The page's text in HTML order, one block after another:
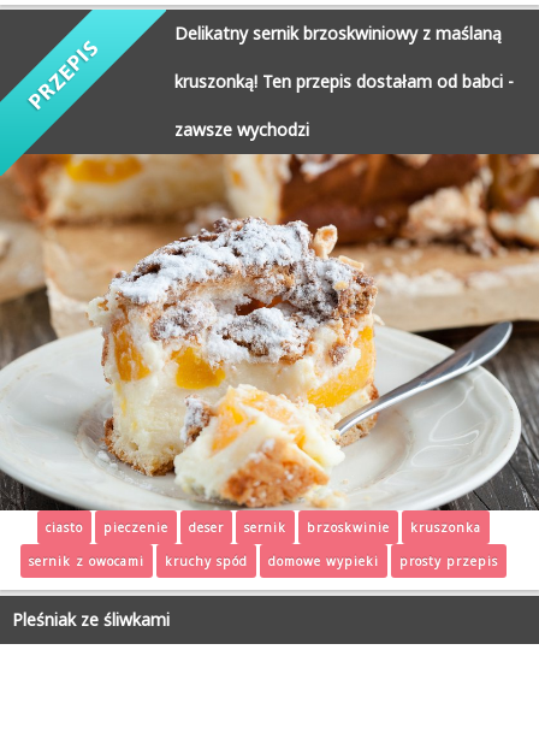
Delikatny sernik brzoskwiniowy z maślaną
kruszonką! Ten przepis dostałam od babci -
zawsze wychodzi
ciasto pieczenie deser sernik brzoskwinie
kruszonka
sernik z owocami
kruchy spód domowe wypieki prosty przepis
Pleśniak ze śliwkami